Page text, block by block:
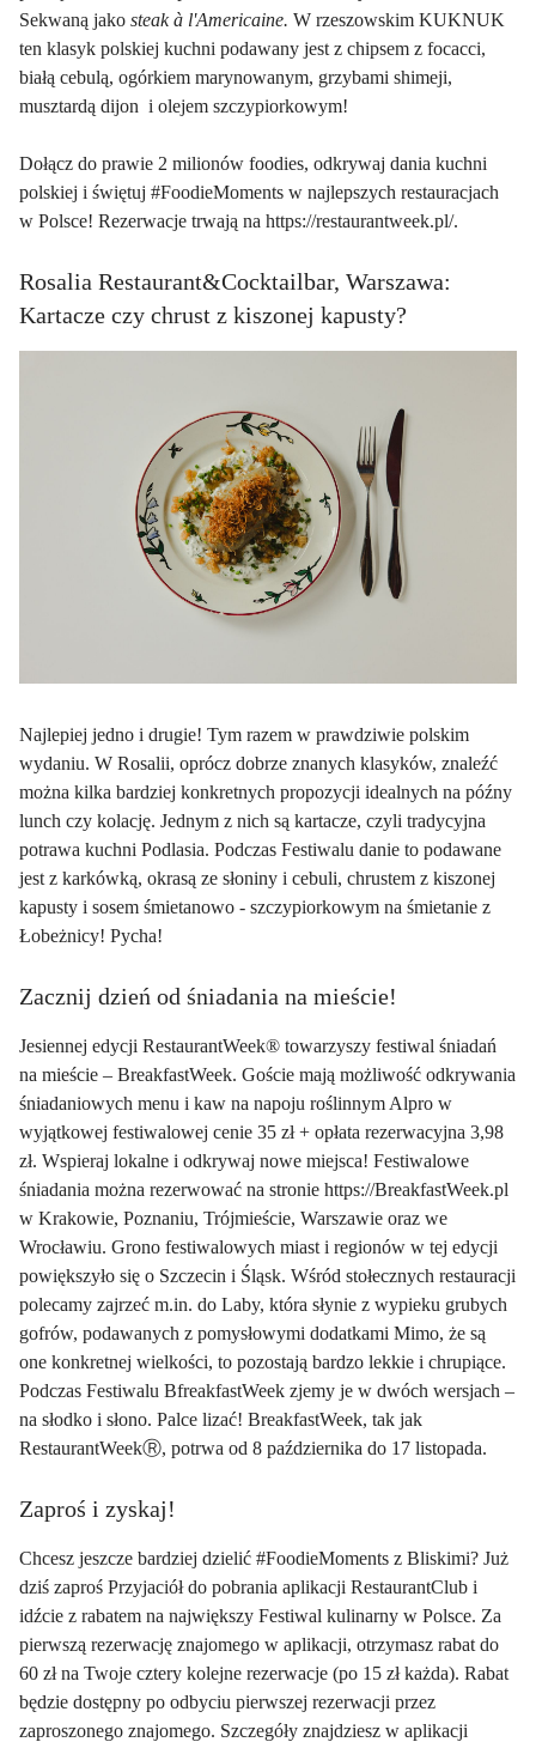
Sekwaną jako steak à l'Americaine. W rzeszowskim KUKNUK
ten klasyk polskiej kuchni podawany jest z chipsem z focacci,
białą cebulą, ogórkiem marynowanym, grzybami shimeji,
musztardą dijon i olejem szczypiorkowym!
Dołącz do prawie 2 milionów foodies, odkrywaj dania kuchni
polskiej i świętuj #FoodieMoments w najlepszych restauracjach
w Polsce! Rezerwacje trwają na https://restaurantweek.pl/.
Rosalia Restaurant&Cocktailbar, Warszawa:
Kartacze czy chrust z kiszonej kapusty?
Najlepiej jedno i drugie! Tym razem w prawdziwie polskim
wydaniu. W Rosalii, oprócz dobrze znanych klasyków, znaleźć
można kilka bardziej konkretnych propozycji idealnych na późny
lunch czy kolację. Jednym z nich są kartacze, czyli tradycyjna
potrawa kuchni Podlasia. Podczas Festiwalu danie to podawane
jest z karkówką, okrasą ze słoniny i cebuli, chrustem z kiszonej
kapusty i sosem śmietanowo - szczypiorkowym na śmietanie z
Łobeżnicy! Pycha!
Zacznij dzień od śniadania na mieście!
Jesiennej edycji RestaurantWeek® towarzyszy festiwal śniadań
na mieście – BreakfastWeek. Goście mają możliwość odkrywania
śniadaniowych menu i kaw na napoju roślinnym Alpro w
wyjątkowej festiwalowej cenie 35 zł + opłata rezerwacyjna 3,98
zł. Wspieraj lokalne i odkrywaj nowe miejsca! Festiwalowe
śniadania można rezerwować na stronie https://BreakfastWeek.pl
w Krakowie, Poznaniu, Trójmieście, Warszawie oraz we
Wrocławiu. Grono festiwalowych miast i regionów w tej edycji
powiększyło się o Szczecin i Śląsk. Wśród stołecznych restauracji
polecamy zajrzeć m.in. do Laby, która słynie z wypieku grubych
gofrów, podawanych z pomysłowymi dodatkami Mimo, że są
one konkretnej wielkości, to pozostają bardzo lekkie i chrupiące.
Podczas Festiwalu BfreakfastWeek zjemy je w dwóch wersjach –
na słodko i słono. Palce lizać! BreakfastWeek, tak jak
RestaurantWeekⓇ, potrwa od 8 października do 17 listopada.
Zaproś i zyskaj!
Chcesz jeszcze bardziej dzielić #FoodieMoments z Bliskimi? Już
dziś zaproś Przyjaciół do pobrania aplikacji RestaurantClub i
idźcie z rabatem na największy Festiwal kulinarny w Polsce. Za
pierwszą rezerwację znajomego w aplikacji, otrzymasz rabat do
60 zł na Twoje cztery kolejne rezerwacje (po 15 zł każda). Rabat
będzie dostępny po odbyciu pierwszej rezerwacji przez
zaproszonego znajomego. Szczegóły znajdziesz w aplikacji